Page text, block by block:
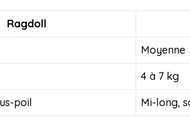
Ragdoll
Moyenne
4 à 7 kg
poil Mi-long,